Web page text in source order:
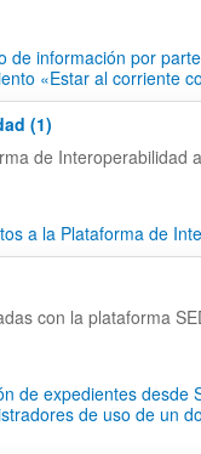
de información por
«Estar al corriente
(1)
de Interoperabilidad
a la Plataforma de
con la plataforma
de expedientes desde
de uso de un